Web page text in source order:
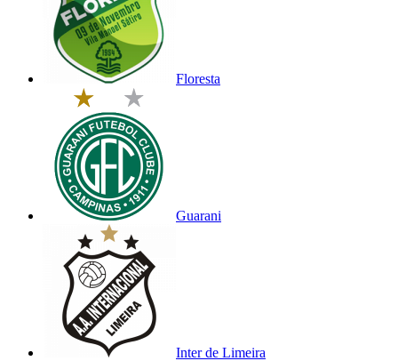
Floresta
Guarani
Inter de Limeira